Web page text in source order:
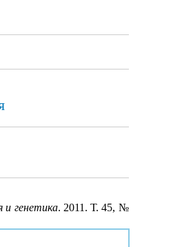
и генетика. 2011. Т. 45, №